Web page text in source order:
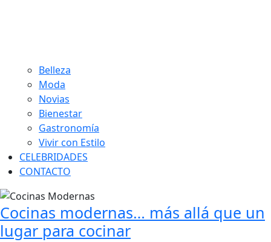
Belleza
Moda
Novias
Bienestar
Gastronomía
Vivir con Estilo
CELEBRIDADES
CONTACTO
Cocinas modernas… más allá que un
lugar para cocinar